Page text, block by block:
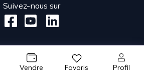
Vendre Favoris Profil
Suivez-nous sur